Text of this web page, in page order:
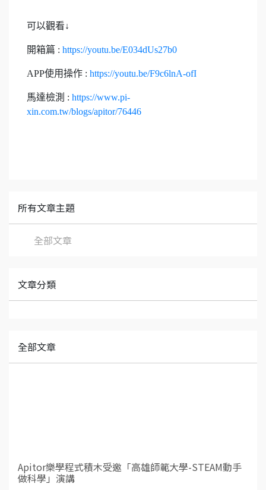
可以觀看↓
開箱篇 : https://youtu.be/E034dUs27b0
APP使用操作 : https://youtu.be/F9c6lnA-ofI
馬達檢測 : https://www.pi-
xin.com.tw/blogs/apitor/76446
所有文章主題
全部文章
文章分類
全部文章
Apitor樂學程式積木受邀「高雄師範大學-STEAM動手
做科學」演講